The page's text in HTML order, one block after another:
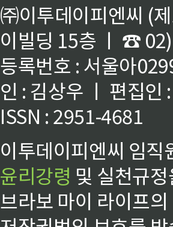
㈜이투데이피엔씨 (
이빌딩 15층 ㅣ ☎
등록번호 : 서울아
인 : 김상우 ㅣ 편집인
ISSN : 2951-4681
이투데이피엔씨 임
윤리강령 및 실천규
브라보 마이 라이프